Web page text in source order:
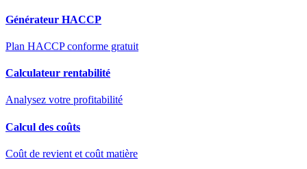
Générateur HACCP
Plan HACCP conforme gratuit
Calculateur rentabilité
Analysez votre profitabilité
Calcul des coûts
Coût de revient et coût matière